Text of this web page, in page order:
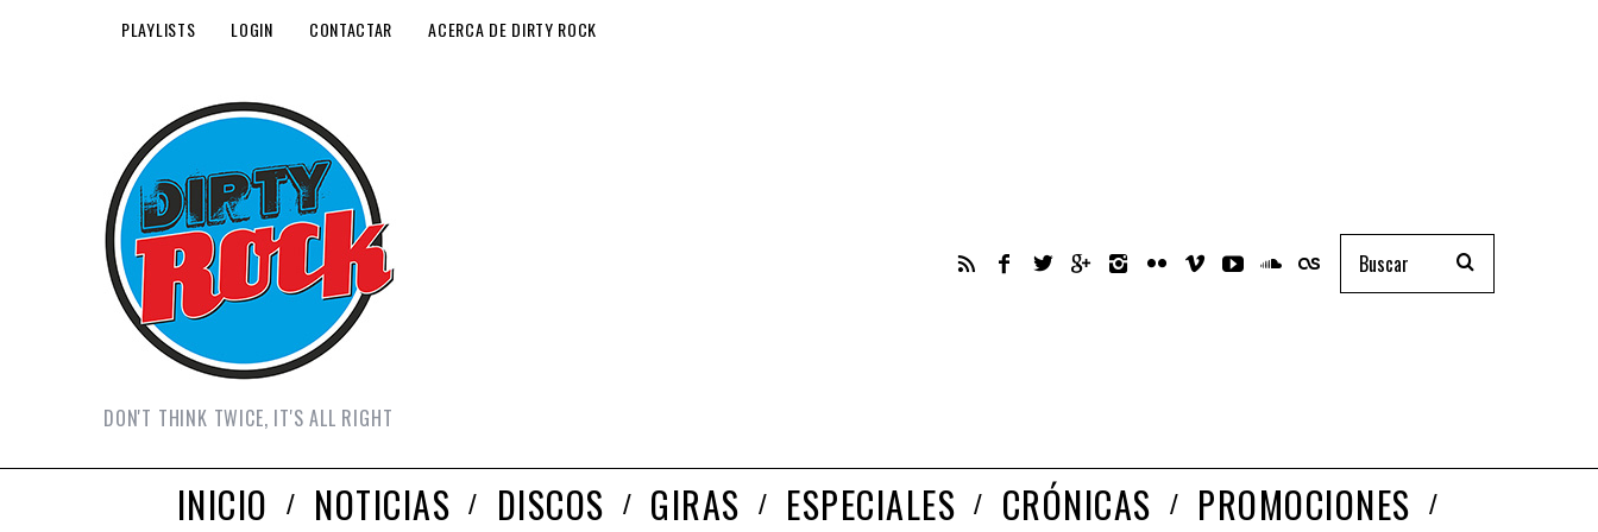
PLAYLISTS LOGIN CONTACTAR ACERCA DE DIRTY ROCK
DON'T THINK TWICE, IT'S ALL RIGHT
INICIO NOTICIAS DISCOS GIRAS ESPECIALES CRÓNICAS PROMOCIONES